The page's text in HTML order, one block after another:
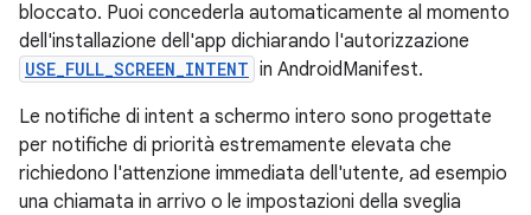
bloccato. Puoi concederla automaticamente al momento
dell'installazione dell'app dichiarando l'autorizzazione
USE_FULL_SCREEN_INTENT in AndroidManifest.
Le notifiche di intent a schermo intero sono progettate
per notifiche di priorità estremamente elevata che
richiedono l'attenzione immediata dell'utente, ad esempio
una chiamata in arrivo o le impostazioni della sveglia